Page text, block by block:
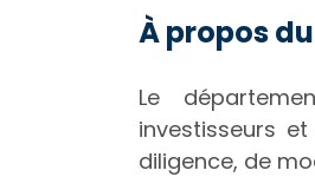
À propos
Le
investisseurs
diligence, de